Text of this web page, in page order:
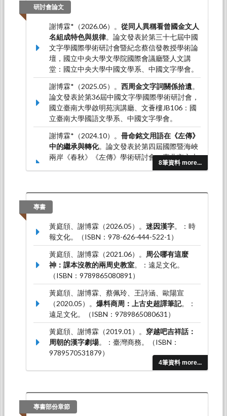
研討會論文
8筆資料 more...
謝博霖*（2026.06）。 從同人異稱看曾國金文人
名組成特色與規律。論文發表於第三十七屆中國
文字學國際學術研討會暨紀念蔡信發教授學術論
壇，國立中央大學文學院國際會議廳暨人文講
堂：國立中央大學中國文學系、中國文字學會。
謝博霖*（2025.05）。 西周金文字詞關係拾遺。
論文發表於第36屆中國文字學國際學術研討會，
國立臺南大學啟明苑演講廳、文薈樓JB106：國
立臺南大學國語文學系、中國文字學會。
謝博霖*（2024.10）。 冊命銘文用語在《左傳》
中的繼承與轉化。論文發表於第四屆國際暨海峽
兩岸《春秋》《左傳》學術研討會，臺北市立大
學博愛校區公誠樓第一至第三會議室：臺北市立
爭書寫與兵器考古」學術研討會，中央研究院歷
史語言研究所研究大樓七樓704會議室：中央研
究院歷史語言研究所安陽工作室、南港上古中國
研究會。
(謝博霖)*（2024.06）。說葉家山曾侯墓地的
「朁壺」 。論文發表於東亞漢字學術研討會，成
功大學中國文學系館．文學院演講廳：國立成功
大學中文系。
專書
4筆資料 more...
黃庭頎、謝博霖（2026.05）。 迷因漢字。：時
報文化。（ISBN：978-626-444-522-1）
黃庭頎、謝博霖（2021.06）。 周公哪有這麼
神：課本沒教的兩周史教室。：遠足文化。
（ISBN：9789865080891）
黃庭頎、謝博霖、蔡佩玲、王詩涵、歐陽宣
（2020.05）。 爆料商周：上古史超譯筆記。：
遠足文化。（ISBN：9789865080631）
黃庭頎、謝博霖（2019.01）。 穿越吧吉祥話：
周朝的漢字劇場。：臺灣商務。（ISBN：
9789570531879）
專書部份章節